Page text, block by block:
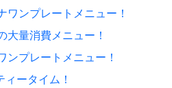
ワンプレートメニュー！
大量消費メニュー！
ンプレートメニュー！
ータイム！